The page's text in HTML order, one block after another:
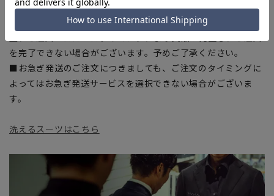
います。
■店舗や各モールサイトと商品在庫を共有しております関係
を完了できない場合がございます。予めご了承ください。
■お急ぎ発送のご注文につきましても、ご注文のタイミングに
よってはお急ぎ発送サービスを選択できない場合がございま
す。
洗えるスーツはこちら